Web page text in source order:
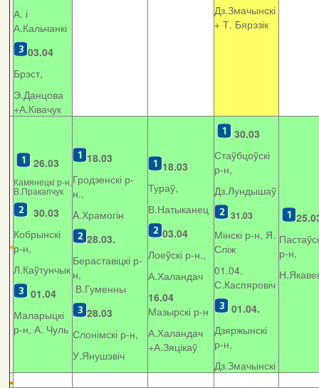
А. і
А.Кальчанкі
03.04
Брэст,
Э.Данцова
+А.Ківачук
Дз.Змачынскі
+ Т. Бярэзік
26.03
Камянецкі р-н,
В.Пракапчук
30.03
Кобрынскі
р-н,
Л.Каўтунчык
01.04
Маларыцкі
р-н, А. Чуль
18.03
Гродзенскі р-
н.,
A.Храмогін
28.03.
Бераставіцкі р-
н,
В.Гуменны
28.03
Слонімскі р-н,
У.Янушэвіч
18.03
Тураў,
В.Натыканец
03.04
Лоеўскі р-н.,
А.Халандач
16.04
Мазырскі р-н
А.Халандач
+А.Зяцікаў
30.03
Стаўбцоўскі
р-н,
Дз.Лундышаў
31.03
Мінскі р-н, Я.
Сліж
01.04.
С.Каспяровіч
01.04.
Дзяржынскі
р-н,
Дз.Змачынскі
р-н,